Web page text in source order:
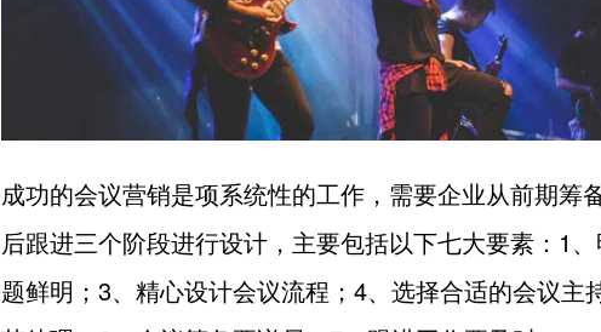
成功的会议营销是项系统性的工作，需要企业从前期筹
后跟进三个阶段进行设计，主要包括以下七大要素：1
题鲜明；3、精心设计会议流程；4、选择合适的会议主